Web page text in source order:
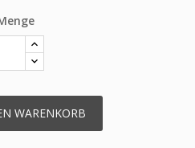
WARENKORB